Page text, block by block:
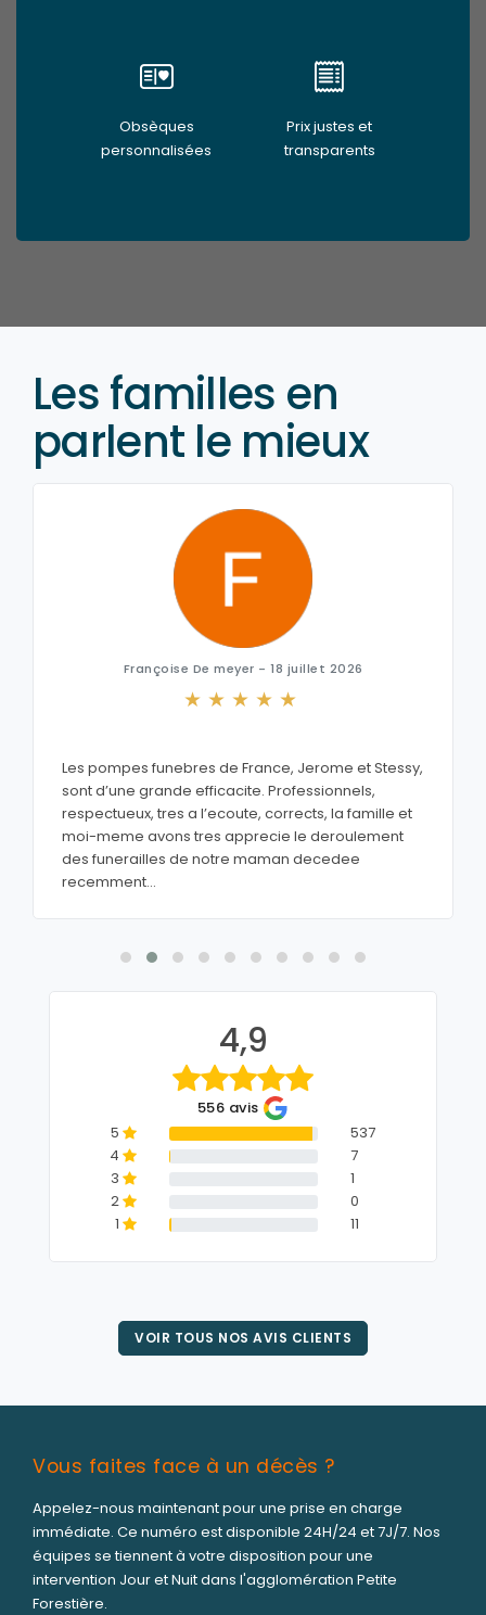
Obsèques
personnalisées
Prix justes et
transparents
Les familles en
parlent le mieux
Françoise De meyer - 18 juillet 2026
Les pompes funebres de France, Jerome et Stessy,
sont d’une grande efficacite. Professionnels,
respectueux, tres a l’ecoute, corrects, la famille et
moi-meme avons tres apprecie le deroulement
des funerailles de notre maman decedee
recemment...
4,9
556 avis
5
537
4
7
3
1
2
0
1
11
VOIR TOUS NOS AVIS CLIENTS
Vous faites face à un décès ?
Appelez-nous maintenant pour une prise en charge
immédiate. Ce numéro est disponible 24H/24 et 7J/7. Nos
équipes se tiennent à votre disposition pour une
intervention Jour et Nuit dans l'agglomération Petite
Forestière.